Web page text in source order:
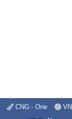
CNG - One VN